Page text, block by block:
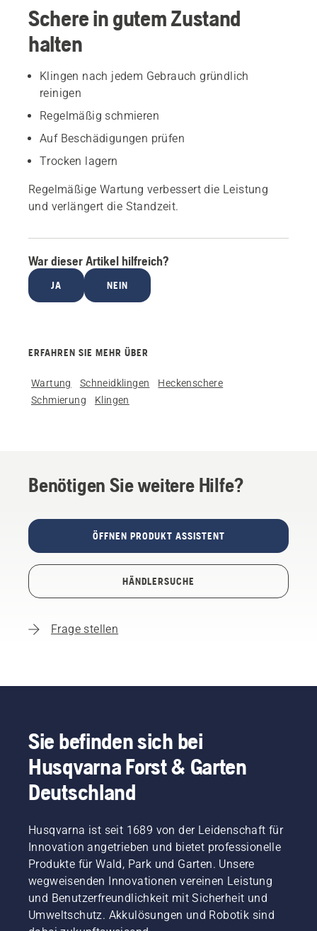
Schere in gutem Zustand
halten
Klingen nach jedem Gebrauch gründlich
reinigen
Regelmäßig schmieren
Auf Beschädigungen prüfen
Trocken lagern
Regelmäßige Wartung verbessert die Leistung
und verlängert die Standzeit.
War dieser Artikel hilfreich?
JA NEIN
ERFAHREN SIE MEHR ÜBER
Wartung Schneidklingen
Heckenschere
Schmierung
Klingen
Benötigen Sie weitere Hilfe?
ÖFFNEN PRODUKT ASSISTENT
HÄNDLERSUCHE
Frage stellen
Sie befinden sich bei
Husqvarna Forst & Garten
Deutschland
Husqvarna ist seit 1689 von der Leidenschaft für
Innovation angetrieben und bietet professionelle
Produkte für Wald, Park und Garten. Unsere
wegweisenden Innovationen vereinen Leistung
und Benutzerfreundlichkeit mit Sicherheit und
Umweltschutz. Akkulösungen und Robotik sind